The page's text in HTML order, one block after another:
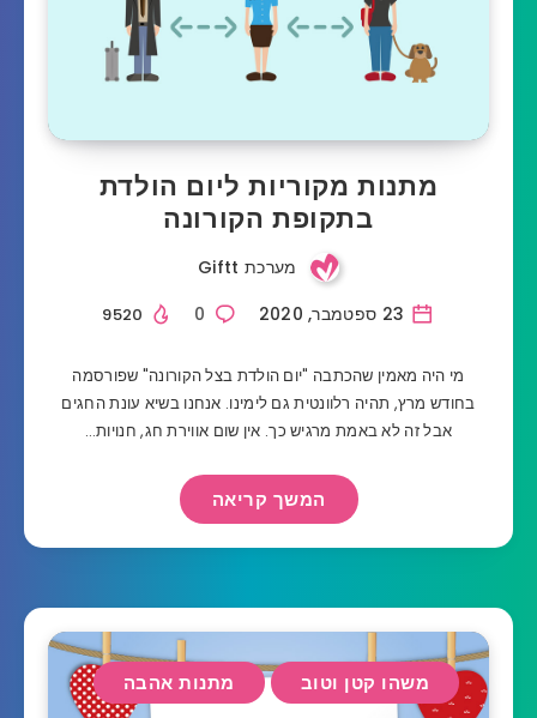
מתנות מקוריות ליום הולדת
בתקופת הקורונה
מערכת Giftt
0
מי היה מאמין שהכתבה "יום הולדת בצל הקורונה" שפורסמה
בחודש מרץ, תהיה רלוונטית גם לימינו. אנחנו בשיא עונת החגים
אבל זה לא באמת מרגיש כך. אין שום אווירת חג, חנויות…
המשך קריאה
משהו קטן וטוב מתנות אהבה